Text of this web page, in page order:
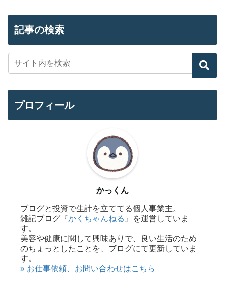
記事の検索
プロフィール
かっくん
ブログと投資で生計を立ててる個人事業主。
雑記ブログ『かくちゃんねる 』を運営していま
す。
美容や健康に関して興味ありで、良い生活のため
のちょっとしたことを、ブログにて更新していま
す。
» お仕事依頼、お問い合わせはこちら